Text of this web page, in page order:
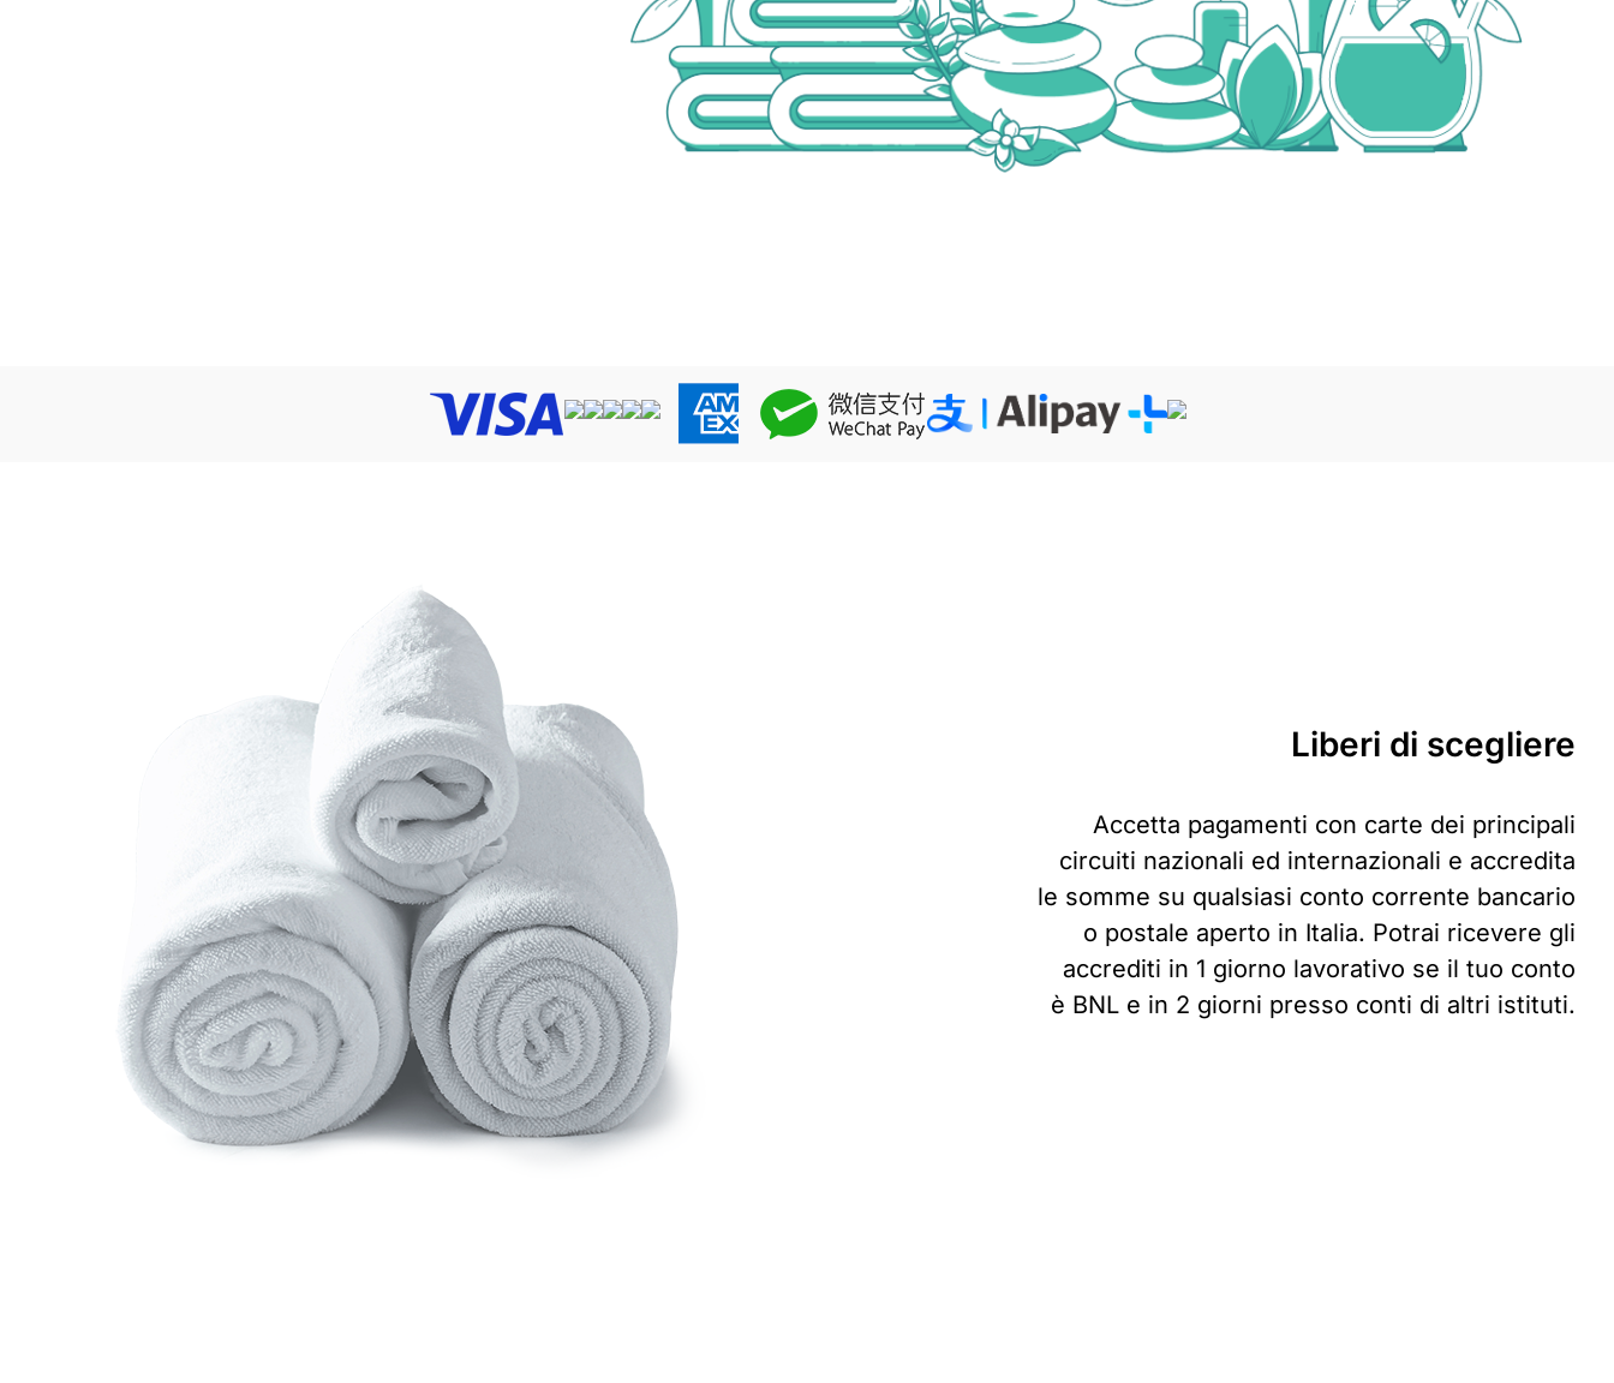
Liberi di scegliere
Accetta pagamenti con carte dei principali
circuiti nazionali ed internazionali e accredita
le somme su qualsiasi conto corrente bancario
o postale aperto in Italia. Potrai ricevere gli
accrediti in 1 giorno lavorativo se il tuo conto
è BNL e in 2 giorni presso conti di altri istituti.